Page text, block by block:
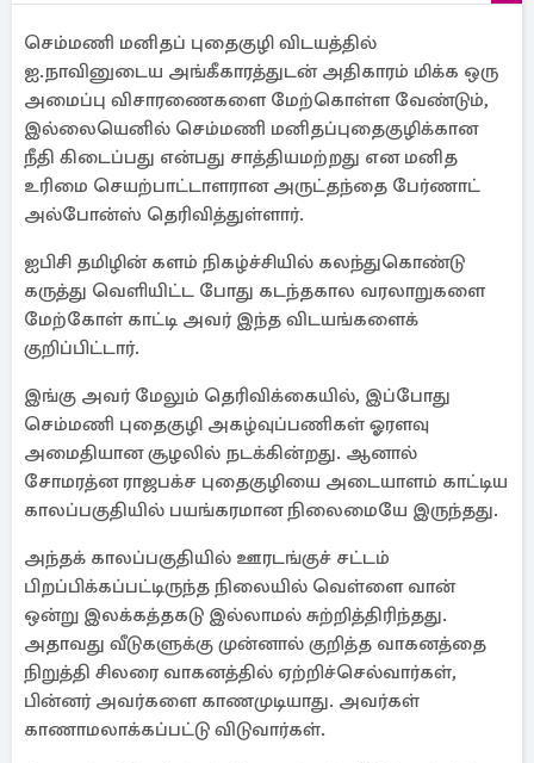
செம்மணி மனிதப் புதைகுழி விடயத்தில்
ஐ.நாவினுடைய அங்கீகாரத்துடன் அதிகாரம் மிக்க ஒரு
அமைப்பு விசாரணைகளை மேற்கொள்ள வேண்டும்,
இல்லையெனில் செம்மணி மனிதப்புதைகுழிக்கான
நீதி கிடைப்பது என்பது சாத்தியமற்றது என மனித
உரிமை செயற்பாட்டாளரான அருட்தந்தை பேர்ணாட்
அல்போன்ஸ் தெரிவித்துள்ளார்.
ஐபிசி தமிழின் களம் நிகழ்ச்சியில் கலந்துகொண்டு
கருத்து வெளியிட்ட போது கடந்தகால வரலாறுகளை
மேற்கோள் காட்டி அவர் இந்த விடயங்களைக்
குறிப்பிட்டார்.
இங்கு அவர் மேலும் தெரிவிக்கையில், இப்போது
செம்மணி புதைகுழி அகழ்வுப்பணிகள் ஓரளவு
அமைதியான சூழலில் நடக்கின்றது. ஆனால்
சோமரத்ன ராஜபக்ச புதைகுழியை அடையாளம் காட்டிய
காலப்பகுதியில் பயங்கரமான நிலைமையே இருந்தது.
அந்தக் காலப்பகுதியில் ஊரடங்குச் சட்டம்
பிறப்பிக்கப்பட்டிருந்த நிலையில் வெள்ளை வான்
ஒன்று இலக்கத்தகடு இல்லாமல் சுற்றித்திரிந்தது.
அதாவது வீடுகளுக்கு முன்னால் குறித்த வாகனத்தை
நிறுத்தி சிலரை வாகனத்தில் ஏற்றிச்செல்வார்கள்,
பின்னர் அவர்களை காணமுடியாது. அவர்கள்
காணாமலாக்கப்பட்டு விடுவார்கள்.